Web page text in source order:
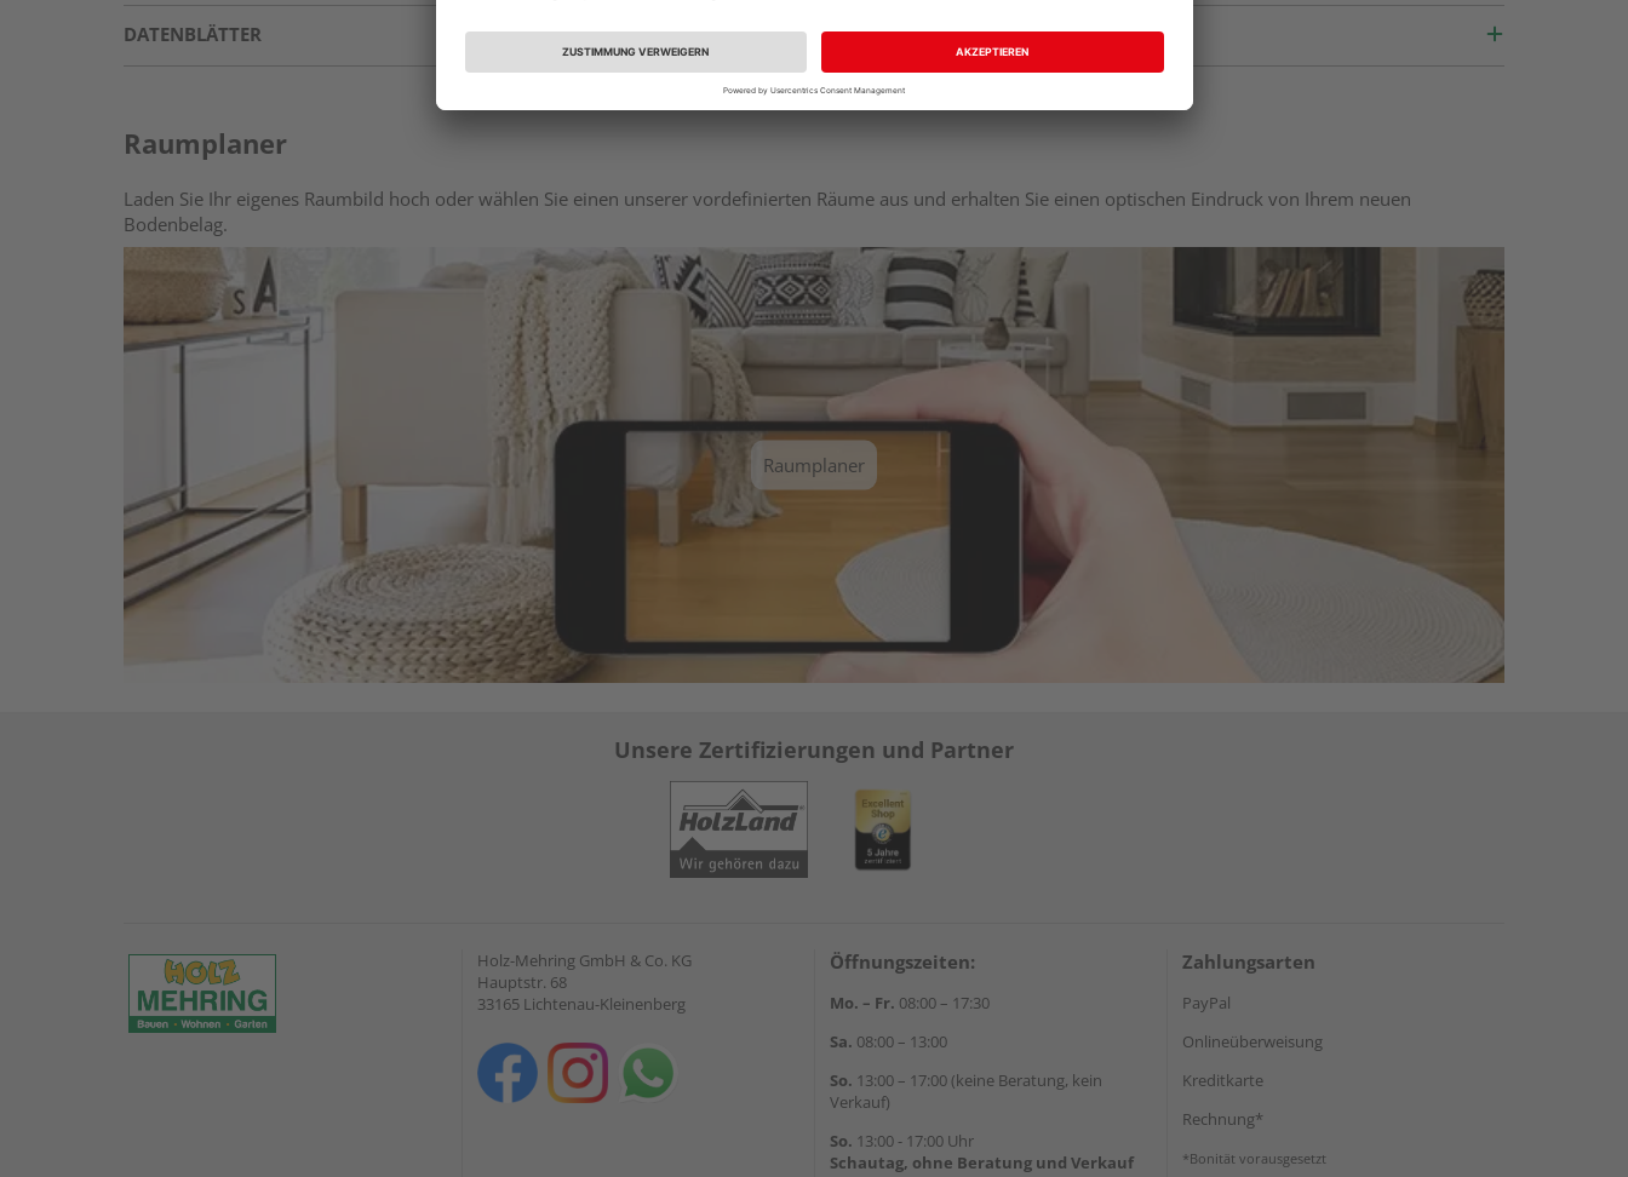
DATENBLÄTTER
Raumplaner
Laden Sie Ihr eigenes Raumbild hoch oder wählen Sie einen unserer vordefinierten Räume aus und erhalten Sie einen optischen Eindruck von Ihrem neuen
Bodenbelag.
Raumplaner
Unsere Zertifizierungen und Partner
Holz-Mehring GmbH & Co. KG
Hauptstr. 68
33165 Lichtenau-Kleinenberg
Öffnungszeiten:
Mo. – Fr. 08:00 – 17:30
Sa. 08:00 – 13:00
So. 13:00 – 17:00 (keine Beratung, kein
Verkauf)
So. 13:00 - 17:00 Uhr
Schautag, ohne Beratung und Verkauf
Zahlungsarten
PayPal
Onlineüberweisung
Kreditkarte
Rechnung*
*Bonität vorausgesetzt